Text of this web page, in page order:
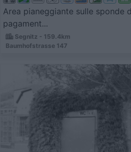
Area pianeggiante sulle sponde
pagament...
Segnitz - 159.4km
Baumhofstrasse 147